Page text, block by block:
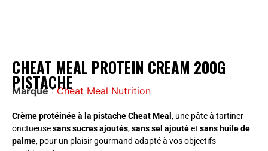
CHEAT MEAL PROTEIN CREAM 200G
PISTACHE
Marque:Cheat Meal Nutrition
Crème protéinée à la pistache Cheat Meal , une pâte à tartiner
onctueusesans sucres ajoutés,sans sel ajoutéet sans huile de
palme, pour un plaisir gourmand adapté à vos objectifs